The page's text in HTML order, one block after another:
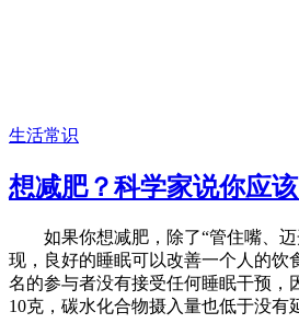
生活常识
想减肥？科学家说你应
如果你想减肥，除了“管住嘴、迈
现，良好的睡眠可以改善一个人的
名的参与者没有接受任何睡眠干预
10克，碳水化合物摄入量也低于没有